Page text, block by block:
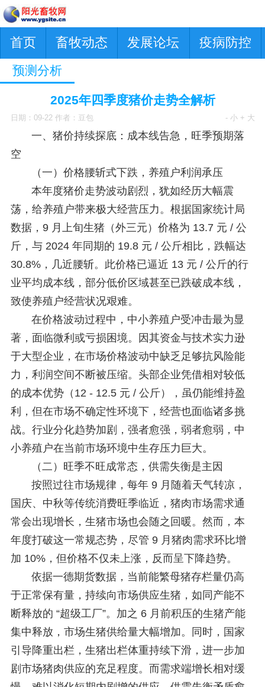
首页 畜牧动态 发展论坛 疫病防控
预测分析
2025年四季度猪价走势全解析
日期：09-22 作者：豆包 - 小 + 大
一、猪价持续探底：成本线告急，旺季预期落
空
（一）价格腰斩式下跌，养殖户利润承压
本年度猪价走势波动剧烈，犹如经历大幅震
荡，给养殖户带来极大经营压力。根据国家统计局
数据，9 月上旬生猪（外三元）价格为 13.7 元 / 公
斤，与 2024 年同期的 19.8 元 / 公斤相比，跌幅达
30.8%，几近腰斩。此价格已逼近 13 元 / 公斤的行
业平均成本线，部分低价区域甚至已跌破成本线，
致使养殖户经营状况艰难。
在价格波动过程中，中小养殖户受冲击最为显
著，面临微利或亏损困境。因其资金与技术实力逊
于大型企业，在市场价格波动中缺乏足够抗风险能
力，利润空间不断被压缩。头部企业凭借相对较低
的成本优势（12 - 12.5 元 / 公斤），虽仍能维持盈
利，但在市场不确定性环境下，经营也面临诸多挑
战。行业分化趋势加剧，强者愈强，弱者愈弱，中
小养殖户在当前市场环境中生存压力巨大。
（二）旺季不旺成常态，供需失衡是主因
按照过往市场规律，每年 9 月随着天气转凉，
国庆、中秋等传统消费旺季临近，猪肉市场需求通
常会出现增长，生猪市场也会随之回暖。然而，本
年度打破这一常规态势，尽管 9 月猪肉需求环比增
加 10%，但价格不仅未上涨，反而呈下降趋势。
依据一德期货数据，当前能繁母猪存栏量仍高
于正常保有量，持续向市场供应生猪，如同产能不
断释放的 “超级工厂”。加之 6 月前积压的生猪产能
集中释放，市场生猪供给量大幅增加。同时，国家
引导降重出栏，生猪出栏体重持续下滑，进一步加
剧市场猪肉供应的充足程度。而需求端增长相对缓